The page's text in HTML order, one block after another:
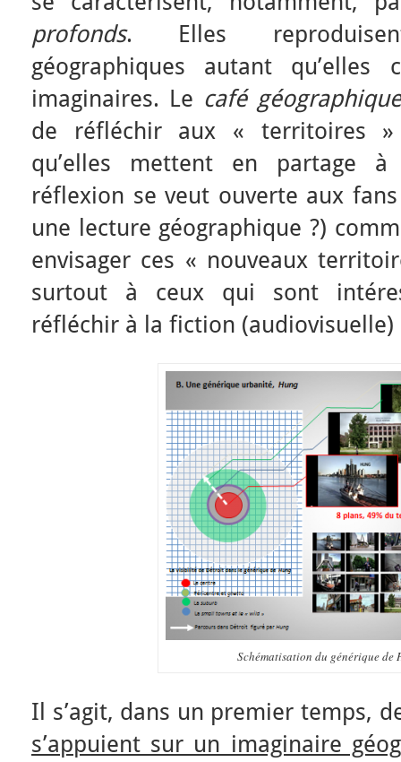
profonds. Elles
géographiques autant qu’elles
imaginaires. Le café géographique
de réfléchir aux « territoires »
qu’elles mettent en partage à
réflexion se veut ouverte aux
une lecture géographique ?)
envisager ces « nouveaux
surtout à ceux qui sont
réfléchir à la fiction (audiovisuelle)
Schématisation du générique de
Il s’agit, dans un premier temps,
s’appuient sur un imaginaire